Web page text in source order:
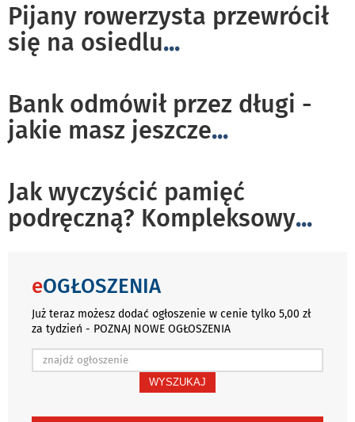
Pijany rowerzysta przewrócił
się na osiedlu...
Bank odmówił przez długi -
jakie masz jeszcze...
Jak wyczyścić pamięć
podręczną? Kompleksowy...
eOGŁOSZENIA
Już teraz możesz dodać ogłoszenie w cenie tylko 5,00 zł
za tydzień - POZNAJ NOWE OGŁOSZENIA
WYSZUKAJ